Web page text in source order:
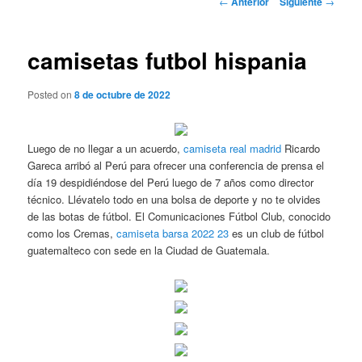
camisetas futbol hispania
Posted on8 de octubre de 2022
Luego de no llegar a un acuerdo,camiseta real madrid Ricardo
Gareca arribó al Perú para ofrecer una conferencia de prensa el
día 19 despidiéndose del Perú luego de 7 años como director
técnico. Llévatelo todo en una bolsa de deporte y no te olvides
de las botas de fútbol. El Comunicaciones Fútbol Club, conocido
como los Cremas,camiseta barsa 2022 23 es un club de fútbol
guatemalteco con sede en la Ciudad de Guatemala.